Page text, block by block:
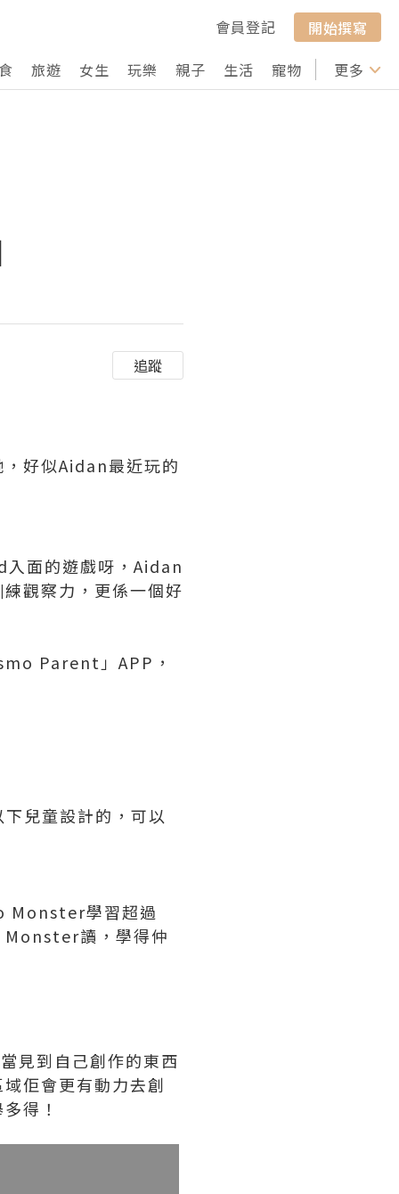
會員登記
開始撰寫
旅遊 女生 玩樂 親子 生活 寵物 行山 打卡
更多
追蹤
好似Aidan最近玩的
入面的遊戲呀，Aidan
觀察力，更係一個好
Parent」APP，
兒童設計的，可以
Monster學習超過
Monster讀，學得仲
見到自己創作的東西
佢會更有動力去創
得！